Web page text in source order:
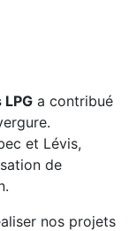
a contribué
et Lévis,
de
nos projets